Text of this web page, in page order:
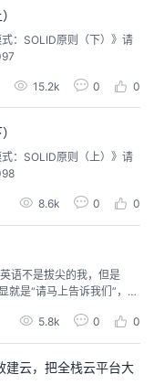
：SOLID原则（下）》请
15.2k 0 0
：SOLID原则（上）》请
8.6k 0 0
语不是拔尖的我，但是
是“请马上告诉我们”，其
过许多相关文章，但是始
是太过分追求实现原理，
5.8k 0 0
建云，把全栈云平台大